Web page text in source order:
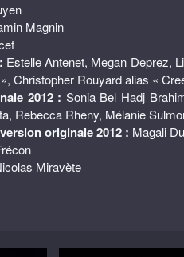
Magnin
Estelle Antenet, Megan Deprez,
Christopher Rouyard alias «
2012 : Sonia Bel Hadj
Rebecca Rheny, Mélanie
originale 2012 : Magali
Miravète